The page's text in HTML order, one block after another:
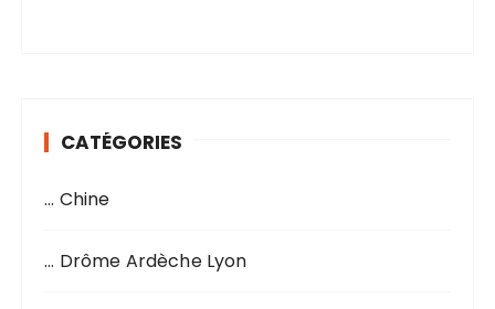
CATÉGORIES
… Chine
… Drôme Ardèche Lyon